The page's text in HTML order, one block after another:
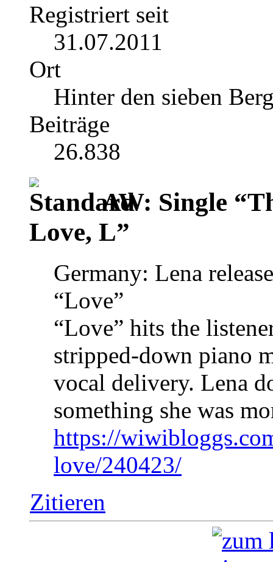
Registriert seit
31.07.2011
Ort
Hinter den sieben
Beiträge
26.838
AW: Single
Love, L”
Germany: Lena
“Love”
“Love” hits the
stripped-down piano
vocal delivery. Lena
something she was
https://
love/240423/
Zitieren